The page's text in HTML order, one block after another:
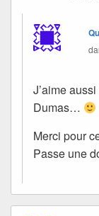
J’aime
Dumas…
Merci pour
Passe une